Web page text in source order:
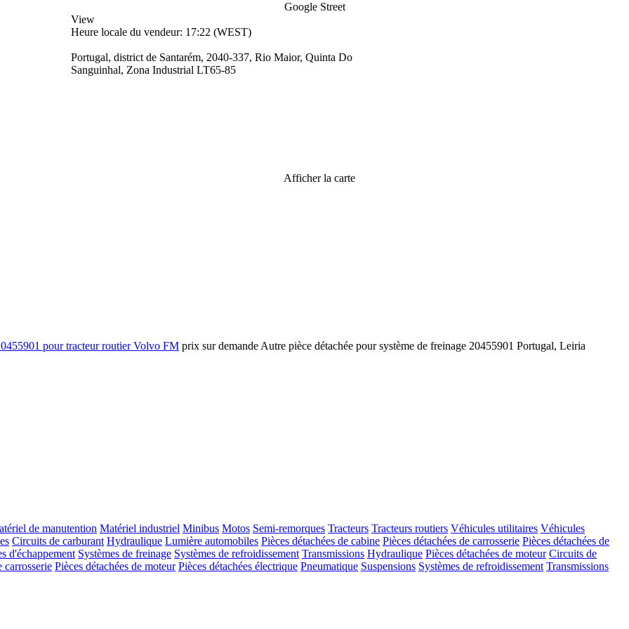
Google Street
View
Heure locale du vendeur: 17:22 (WEST)
Portugal, district de Santarém, 2040-337, Rio Maior, Quinta Do
Sanguinhal, Zona Industrial LT65-85
Afficher la carte
pour tracteur routier Volvo FM prix sur demandeAutre pièce détachée pour système de freinage 20455901 Portugal, Leiria
de manutention Matériel industriel Minibus Motos Semi-remorques Tracteurs Tracteurs routiers Véhicules utilitaires Véhicules
Circuits de carburant Hydraulique Lumière automobiles Pièces détachées de cabine Pièces détachées de carrosserie Pièces détachées de
d'échappement Systèmes de freinage Systèmes de refroidissement Transmissions Hydraulique Pièces détachées de moteur Circuits de
carrosserie Pièces détachées de moteur Pièces détachées électrique Pneumatique Suspensions Systèmes de refroidissement Transmissions